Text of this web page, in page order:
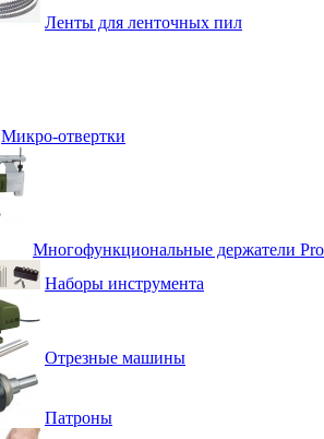
Ленты для ленточных пил
Микро-отвертки
Многофункциональные держатели
Наборы инструмента
Отрезные машины
Патроны